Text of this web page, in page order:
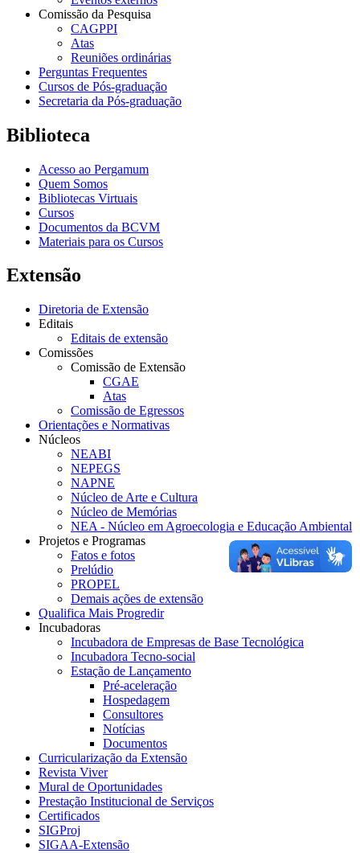
Comissão da Pesquisa
CAGPPI
Atas
Reuniões ordinárias
Perguntas Frequentes
Cursos de Pós-graduação
Secretaria da Pós-graduação
Biblioteca
Acesso ao Pergamum
Quem Somos
Bibliotecas Virtuais
Cursos
Documentos da BCVM
Materiais para os Cursos
Extensão
Diretoria de Extensão
Editais
Editais de extensão
Comissões
Comissão de Extensão
CGAE
Atas
Comissão de Egressos
Orientações e Normativas
Núcleos
NEABI
NEPEGS
NAPNE
Núcleo de Arte e Cultura
Núcleo de Memórias
NEA - Núcleo em Agroecologia e Educação Ambiental
Projetos e Programas
Fatos e fotos
Prelúdio
PROPEL
Demais ações de extensão
Qualifica Mais Progredir
Incubadoras
Incubadora de Empresas de Base Tecnológica
Incubadora Tecno-social
Estação de Lançamento
Pré-aceleração
Hospedagem
Consultores
Notícias
Documentos
Curricularização da Extensão
Revista Viver
Mural de Oportunidades
Prestação Institucional de Serviços
Certificados
SIGProj
SIGAA-Extensão